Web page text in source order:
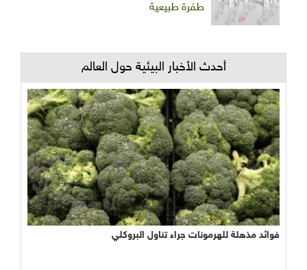
طفرة طبيعية
أحدث الأخبار البيئية حول العالم
فوائد مذهلة للهرمونات جراء تناول البروكلي